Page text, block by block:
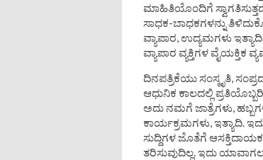
ಮಾಹಿತಿಯೊಂದಿಗೆ
ಸಾಧಕ-ಬಾಧಕಗಳನ್ನು
ವ್ಯಾಪಾರ, ಉದ್ಯಮಗಳು
ವ್ಯಾಪಾರ ವ್ಯಕ್ತಿಗಳ ವೈಯಕ್ತಿಕ
ದಿನಪತ್ರಿಕೆಯು ಸಂಸ್ಕೃತಿ,
ಆಧುನಿಕ ಕಾಲದಲ್ಲಿ
ಅದು ನಮಗೆ ಜಾತ್ರೆಗಳು,
ಕಾರ್ಯಕ್ರಮಗಳು, ಇತ್ಯಾದಿ.
ಸುದ್ದಿಗಳ ಜೊತೆಗೆ
ತರಿಸುವುದಿಲ್ಲ. ಇದು